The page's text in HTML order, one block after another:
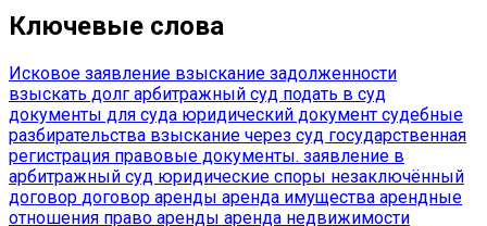
Ключевые слова
Исковое заявление взыскание задолженности
взыскать долг арбитражный суд подать в суд
документы для суда юридический документ судебные
разбирательства взыскание через суд государственная
регистрация правовые документы. заявление в
арбитражный суд юридические споры незаключённый
договор договор аренды аренда имущества арендные
отношения право аренды аренда недвижимости